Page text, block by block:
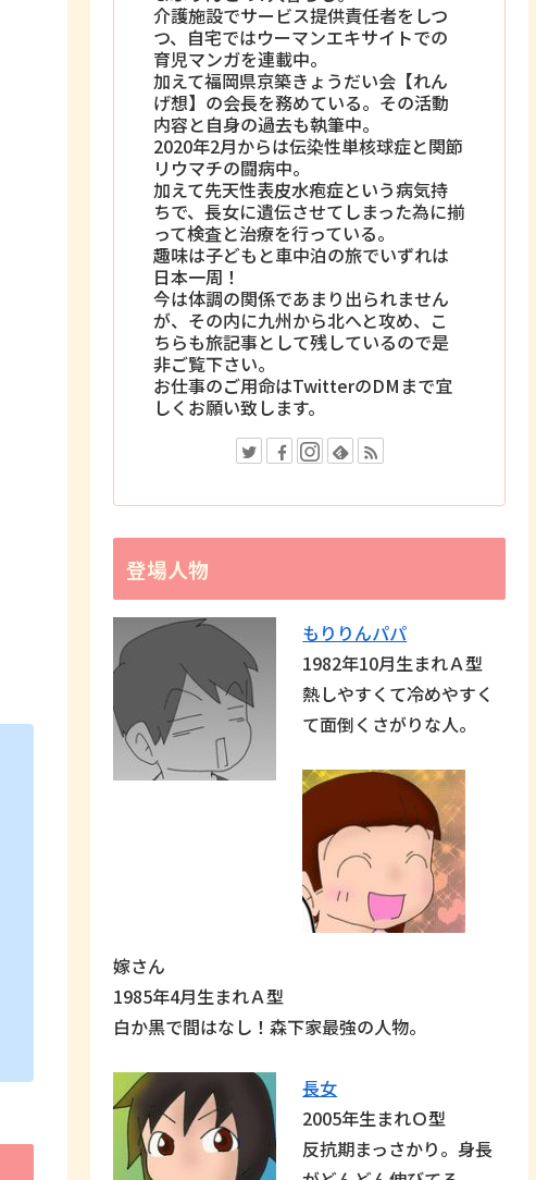
介護施設でサービス提供責任者をしつ
つ、自宅ではウーマンエキサイトでの
育児マンガを連載中。
加えて福岡県京築きょうだい会【れん
げ想】の会長を務めている。その活動
内容と自身の過去も執筆中。
2020年2月からは伝染性単核球症と関節
リウマチの闘病中。
加えて先天性表皮水疱症という病気持
ちで、長女に遺伝させてしまった為に揃
って検査と治療を行っている。
趣味は子どもと車中泊の旅でいずれは
日本一周！
今は体調の関係であまり出られません
が、その内に九州から北へと攻め、こ
ちらも旅記事として残しているので是
非ご覧下さい。
お仕事のご用命はTwitterのDMまで宜
しくお願い致します。
登場人物
もりりんパパ
1982年10月生まれＡ型
熱しやすくて冷めやすく
て面倒くさがりな人。
嫁さん
1985年4月生まれＡ型
白か黒で間はなし！森下家最強の人物。
長女
2005年生まれＯ型
反抗期まっさかり。身長